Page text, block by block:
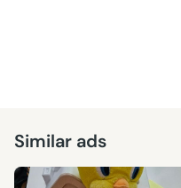
Similar ads